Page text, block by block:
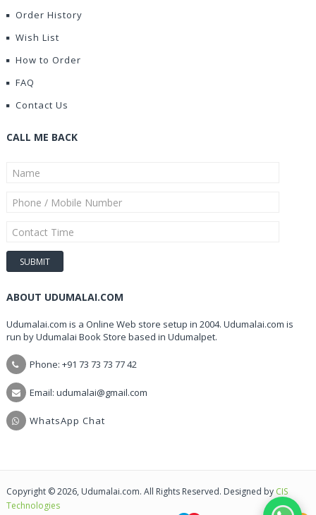
Order History
Wish List
How to Order
FAQ
Contact Us
CALL ME BACK
ABOUT UDUMALAI.COM
Udumalai.com is a Online Web store setup in 2004. Udumalai.com is
run by Udumalai Book Store based in Udumalpet.
Phone: +91 73 73 73 77 42
Email: udumalai@gmail.com
WhatsApp Chat
Copyright © 2026, Udumalai.com. All Rights Reserved. Designed by CIS
Technologies